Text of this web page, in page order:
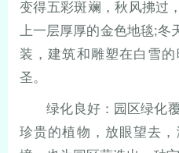
变得五彩斑斓，秋风拂过
上一层厚厚的金色地毯;冬
装，建筑和雕塑在白雪
圣。
绿化良好：园区绿化覆
珍贵的植物，放眼望去